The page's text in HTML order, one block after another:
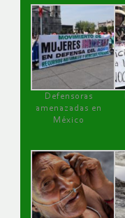
Defensoras
amenazadas en
México